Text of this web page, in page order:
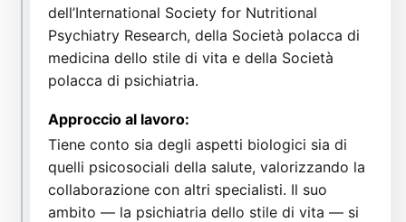
dell’International Society for Nutritional
Psychiatry Research, della Società polacca di
medicina dello stile di vita e della Società
polacca di psichiatria.
Approccio al lavoro:
Tiene conto sia degli aspetti biologici sia di
quelli psicosociali della salute, valorizzando la
collaborazione con altri specialisti. Il suo
ambito — la psichiatria dello stile di vita — si